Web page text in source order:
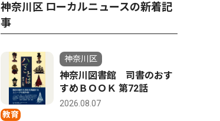
神奈川区 ローカルニュースの新着記
事
教育
神奈川区
神奈川図書館 司書のおす
すめＢＯＯＫ 第72話
2026.08.07